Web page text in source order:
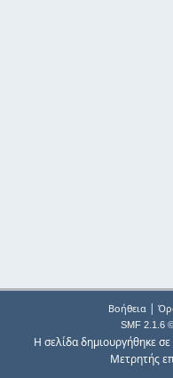
Βοήθεια|
SMF 2.1.6
Η σελίδα δημιουργήθηκε
Μετρητής